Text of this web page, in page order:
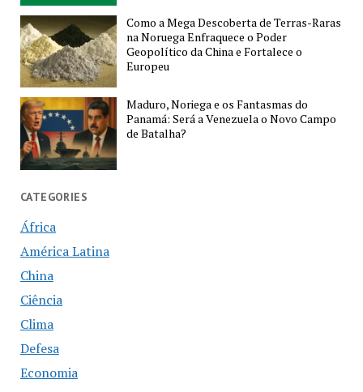
Como a Mega Descoberta de Terras-Raras
na Noruega Enfraquece o Poder
Geopolítico da China e Fortalece o
Europeu
Maduro, Noriega e os Fantasmas do
Panamá: Será a Venezuela o Novo Campo
de Batalha?
CATEGORIES
África
América Latina
China
Ciência
Clima
Defesa
Economia